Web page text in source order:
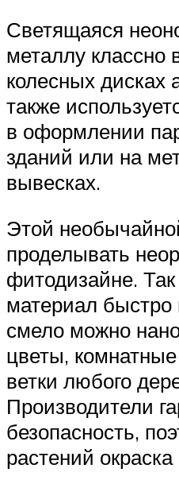
Светящаяся
металлу классно
колесных дисках
также
в оформлении
зданий или на
вывесках.
Этой
проделывать
фитодизайне.
материал быстро
смело можно
цветы,
ветки любого
Производители
безопасность,
растений